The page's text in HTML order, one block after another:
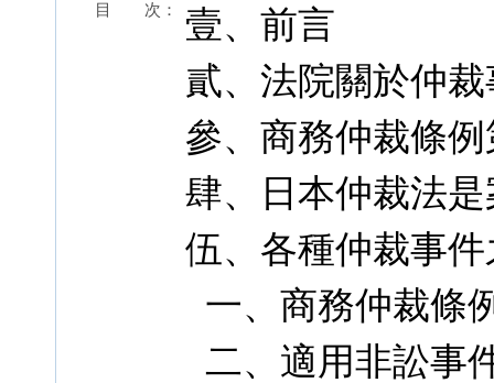
目 次：
壹、前言
貳、法院關於仲
參、商務仲裁條
肆、日本仲裁法
伍、各種仲裁事
一、商務仲裁條
二、適用非訟事